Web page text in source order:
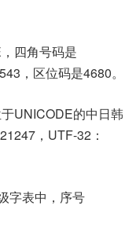
四角号码是
，区位码是4680。
UNICODE的中日韩
，UTF-32：
字表中，序号